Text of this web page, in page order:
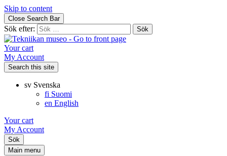
Skip to content
Close Search Bar
Sök efter:
Your cart
My Account
Search this site
sv Svenska
fi Suomi
en English
Your cart
My Account
Sök
Main menu